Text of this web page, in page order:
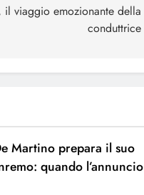
il viaggio emozionante della
conduttrice
Martino prepara il suo
quando l’annuncio